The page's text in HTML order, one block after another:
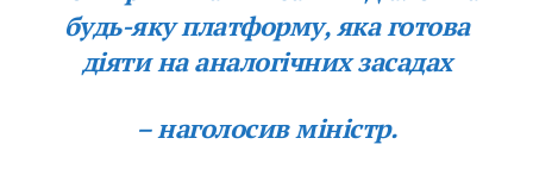
будь-яку платформу, яка готова
діяти на аналогічних засадах
– наголосив міністр.